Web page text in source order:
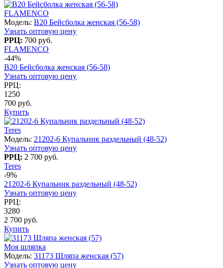
FLAMENCO
Модель: B20 Бейсболка женская (56-58)
Узнать оптовую цену
РРЦ: 700 руб.
FLAMENCO
-44%
B20 Бейсболка женская (56-58)
Узнать оптовую цену
РРЦ:
1250
700 руб.
Купить
Teres
Модель: 21202-6 Купальник раздельный (48-52)
Узнать оптовую цену
РРЦ: 2 700 руб.
Teres
-9%
21202-6 Купальник раздельный (48-52)
Узнать оптовую цену
РРЦ:
3280
2 700 руб.
Купить
Моя шляпка
Модель: 31173 Шляпа женская (57)
Узнать оптовую цену